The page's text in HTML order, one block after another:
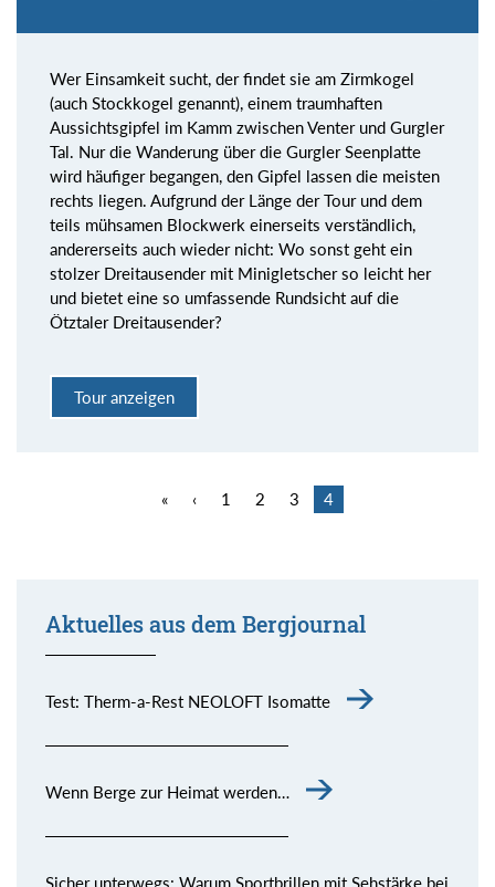
Wer Einsamkeit sucht, der findet sie am Zirmkogel
(auch Stockkogel genannt), einem traumhaften
Aussichtsgipfel im Kamm zwischen Venter und Gurgler
Tal. Nur die Wanderung über die Gurgler Seenplatte
wird häufiger begangen, den Gipfel lassen die meisten
rechts liegen. Aufgrund der Länge der Tour und dem
teils mühsamen Blockwerk einerseits verständlich,
andererseits auch wieder nicht: Wo sonst geht ein
stolzer Dreitausender mit Minigletscher so leicht her
und bietet eine so umfassende Rundsicht auf die
Ötztaler Dreitausender?
Tour anzeigen
« ‹ 1 2 3 4
Aktuelles aus dem Bergjournal
Test: Therm-a-Rest NEOLOFT Isomatte
Wenn Berge zur Heimat werden…
Sicher unterwegs: Warum Sportbrillen mit Sehstärke bei